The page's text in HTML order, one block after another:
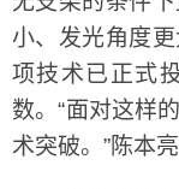
小、发光角度
项技术已正式
数。“面对这样
术突破。”陈本